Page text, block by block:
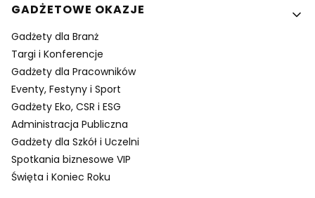
GADŻETOWE OKAZJE
Gadżety dla Branż
Targi i Konferencje
Gadżety dla Pracowników
Eventy, Festyny i Sport
Gadżety Eko, CSR i ESG
Administracja Publiczna
Gadżety dla Szkół i Uczelni
Spotkania biznesowe VIP
Święta i Koniec Roku